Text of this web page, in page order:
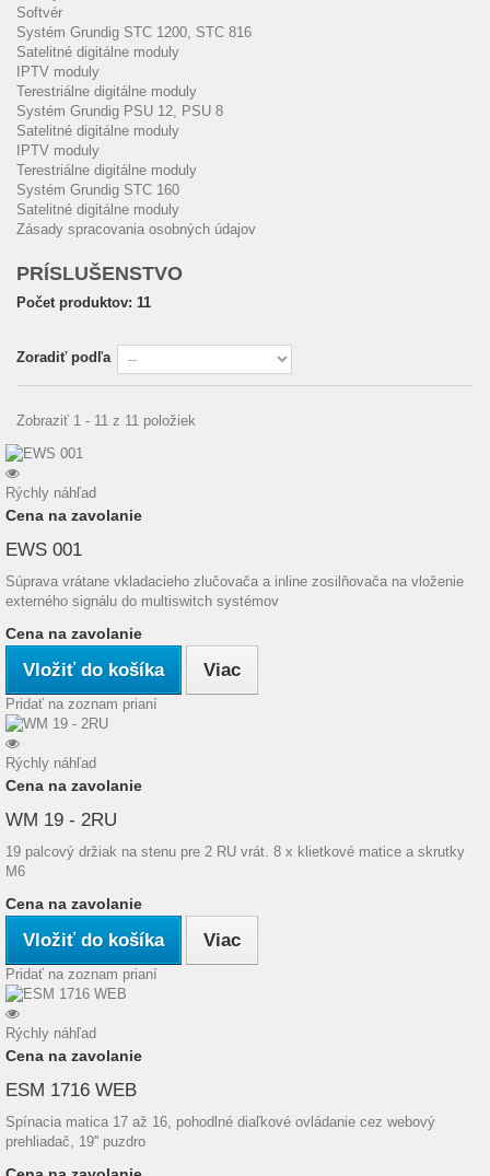
Softvér
Systém Grundig STC 1200, STC 816
Satelitné digitálne moduly
IPTV moduly
Terestriálne digitálne moduly
Systém Grundig PSU 12, PSU 8
Satelitné digitálne moduly
IPTV moduly
Terestriálne digitálne moduly
Systém Grundig STC 160
Satelitné digitálne moduly
Zásady spracovania osobných údajov
PRÍSLUŠENSTVO
Počet produktov: 11
Zoradiť podľa
Zobraziť 1 - 11 z 11 položiek
Rýchly náhľad
Cena na zavolanie
EWS 001
Súprava vrátane vkladacieho zlučovača a inline zosilňovača na vloženie
externého signálu do multiswitch systémov
Cena na zavolanie
Vložiť do košíka Viac
Pridať na zoznam prianí
Rýchly náhľad
Cena na zavolanie
WM 19 - 2RU
19 palcový držiak na stenu pre 2 RU vrát. 8 x klietkové matice a skrutky
M6
Cena na zavolanie
Vložiť do košíka Viac
Pridať na zoznam prianí
Rýchly náhľad
Cena na zavolanie
ESM 1716 WEB
Spínacia matica 17 až 16, pohodlné diaľkové ovládanie cez webový
prehliadač, 19'' puzdro